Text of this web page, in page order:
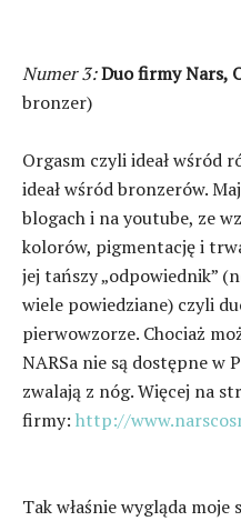
Numer 3:Duo firmy Nars,
bronzer)
Orgasm czyli ideał wśród
ideał wśród bronzerów.
blogach i na youtube, ze
kolorów, pigmentację i
jej tańszy „odpowiednik”
wiele powiedziane) czyli
pierwowzorze. Chociaż
NARSa nie są dostępne w
zwalają z nóg. Więcej na
firmy: http://
Tak właśnie wygląda